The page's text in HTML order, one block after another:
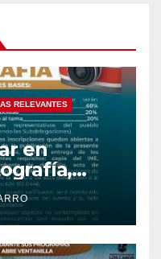
RELEVANTES
en
las Fiestas
2026